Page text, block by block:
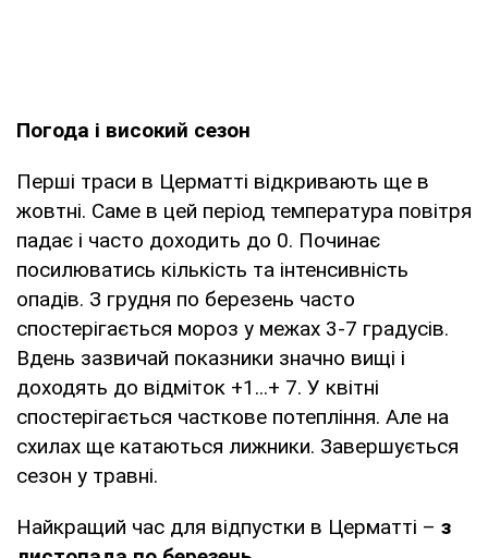
Погода і високий сезон
Перші траси в Церматті відкривають ще в
жовтні. Саме в цей період температура повітря
падає і часто доходить до 0. Починає
посилюватись кількість та інтенсивність
опадів. З грудня по березень часто
спостерігається мороз у межах 3-7 градусів.
Вдень зазвичай показники значно вищі і
доходять до відміток +1...+ 7. У квітні
спостерігається часткове потепління. Але на
схилах ще катаються лижники. Завершується
сезон у травні.
Найкращий час для відпустки в Церматті – з